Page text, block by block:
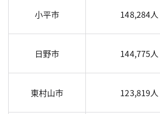
小平市 148,284人
日野市 144,775人
東村山市 123,819人